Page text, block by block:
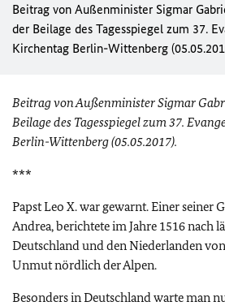
Beitrag von Außenminister Sigmar
der Beilage des Tagesspiegel zum 37.
Kirchentag Berlin-Wittenberg
Beitrag von Außenminister Sigmar
Beilage des Tagesspiegel zum 37.
Berlin-Wittenberg (05.05.2017).
***
Papst Leo X. war gewarnt. Einer seiner
Andrea, berichtete im Jahre 1516 nach
Deutschland und den Niederlanden
Unmut nördlich der Alpen.
Besonders in Deutschland warte man